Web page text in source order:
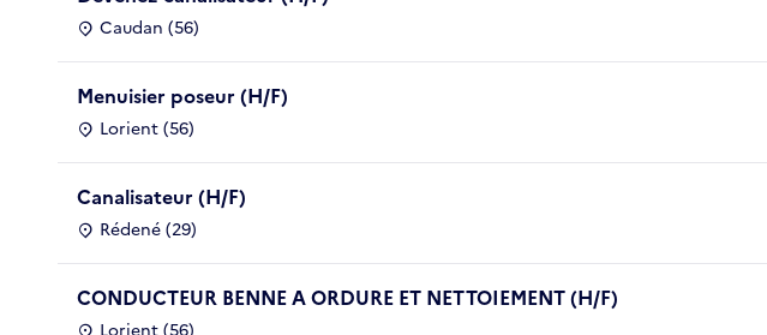
Caudan (56)
Menuisier poseur (H/F)
Lorient (56)
Canalisateur (H/F)
Rédené (29)
CONDUCTEUR BENNE A ORDURE ET NETTOIEMENT (H/F)